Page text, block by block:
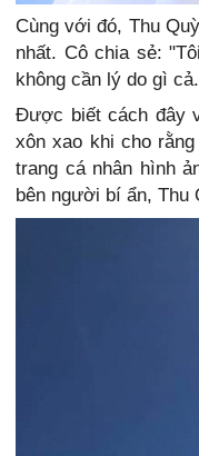
Cùng với đó, Thu
nhất. Cô chia sẻ:
không cần lý do gì
Được biết cách đây
xôn xao khi cho
trang cá nhân hình
bên người bí ẩn, Thu